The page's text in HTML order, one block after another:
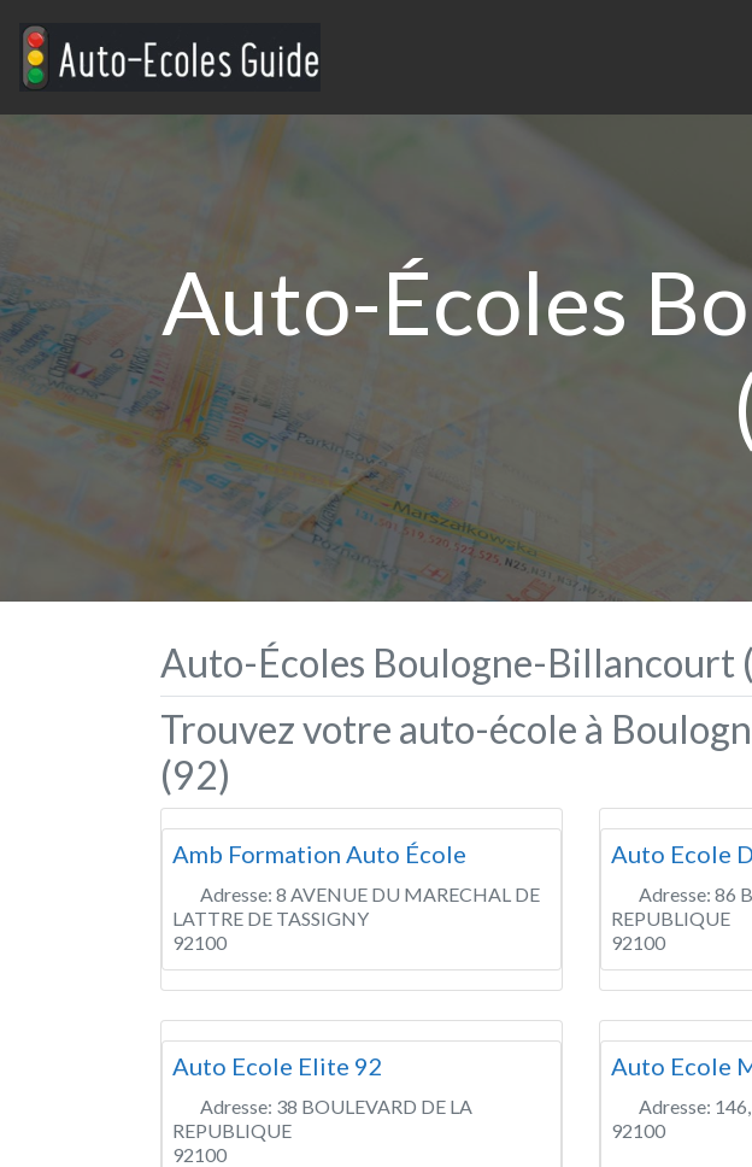
Auto-Écoles
Auto-Écoles Boulogne-Billancourt
Trouvez votre auto-école à
(92)
Amb Formation Auto École
Adresse: 8 AVENUE DU MARECHAL DE
LATTRE DE TASSIGNY
92100
Auto Ecole
Adresse: 86
REPUBLIQUE
92100
Auto Ecole Elite 92
Adresse: 38 BOULEVARD DE LA
REPUBLIQUE
92100
Auto Ecole
Adresse:
92100